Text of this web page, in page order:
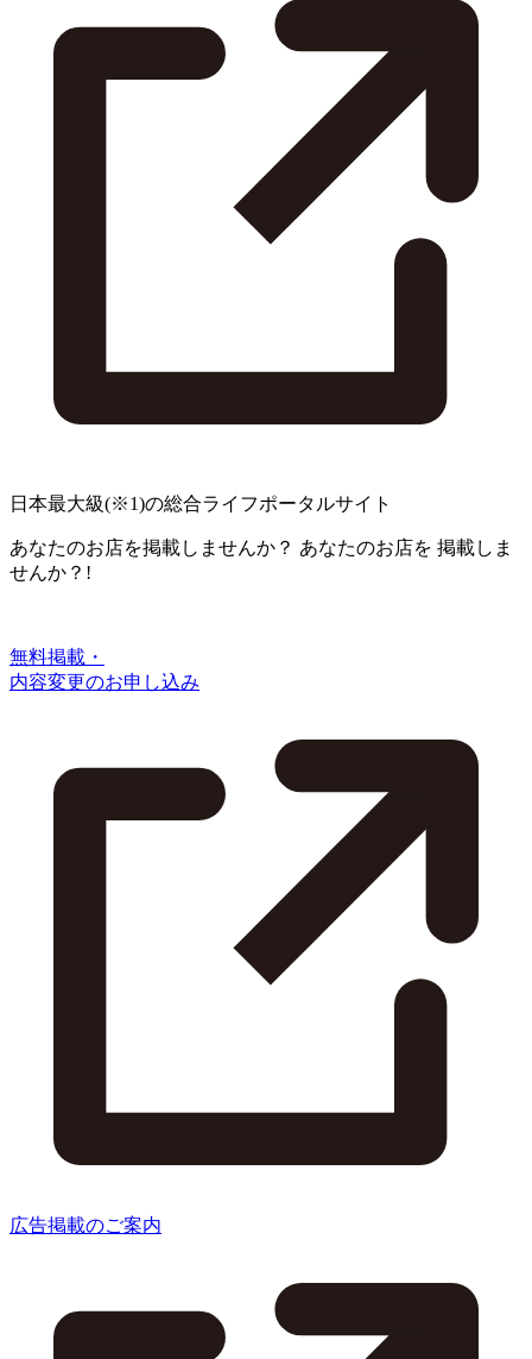
日本最大級(※1)の総合ライフポータルサイト
あなたのお店を掲載しませんか？ あなたのお店を 掲載しま
せんか？!
無料掲載・
内容変更のお申し込み
広告掲載のご案内